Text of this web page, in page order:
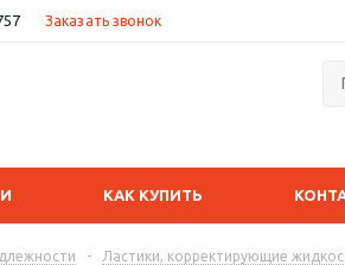
Заказать звонок
КАК КУПИТЬ
- Ластики, корректирующие